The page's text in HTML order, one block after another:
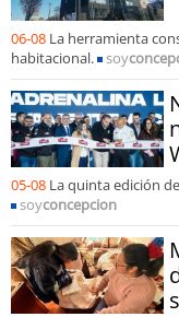
06-08 La herramienta
habitacional.
soy
05-08 La quinta edición
soyconcepcion